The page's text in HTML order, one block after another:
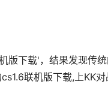
版下载'，结果发现传
联机版下载,上KK